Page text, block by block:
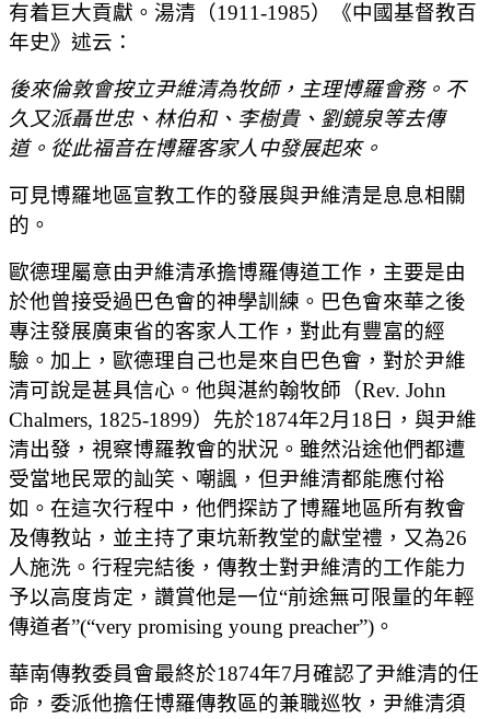
有着巨大貢獻。湯清（1911-1985）《中國基督教百
年史》述云：
後來倫敦會按立尹維清為牧師，主理博羅會務。不
久又派聶世忠、林伯和、李樹貴、劉鏡泉等去傳
道。從此福音在博羅客家人中發展起來。
可見博羅地區宣教工作的發展與尹維清是息息相關
的。
歐德理屬意由尹維清承擔博羅傳道工作，主要是由
於他曾接受過巴色會的神學訓練。巴色會來華之後
專注發展廣東省的客家人工作，對此有豐富的經
驗。加上，歐德理自己也是來自巴色會，對於尹維
清可說是甚具信心。他與湛約翰牧師（Rev. John
Chalmers, 1825-1899）先於1874年2月18日，與尹維
清出發，視察博羅教會的狀況。雖然沿途他們都遭
受當地民眾的訕笑、嘲諷，但尹維清都能應付裕
如。在這次行程中，他們探訪了博羅地區所有教會
及傳教站，並主持了東坑新教堂的獻堂禮，又為26
人施洗。行程完結後，傳教士對尹維清的工作能力
予以高度肯定，讚賞他是一位“前途無可限量的年輕
傳道者”(“very promising young preacher”)。
華南傳教委員會最終於1874年7月確認了尹維清的任
命，委派他擔任博羅傳教區的兼職巡牧，尹維清須